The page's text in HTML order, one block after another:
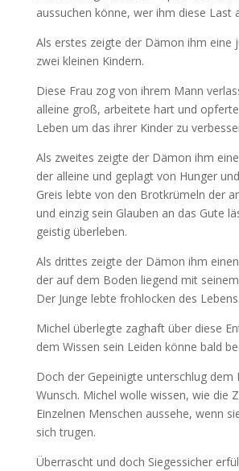
aussuchen könne, wer ihm diese Last
Als erstes zeigte der Dämon ihm eine
zwei kleinen Kindern.
Diese Frau zog von ihrem Mann
alleine groß, arbeitete hart und
Leben um das ihrer Kinder zu
Als zweites zeigte der Dämon ihm
der alleine und geplagt von Hunger
Greis lebte von den Brotkrümeln der
und einzig sein Glauben an das Gute
geistig überleben.
Als drittes zeigte der Dämon ihm
der auf dem Boden liegend mit
Der Junge lebte frohlocken des Lebens.
Michel überlegte zaghaft über diese
dem Wissen sein Leiden könne bald
Doch der Gepeinigte unterschlug dem
Wunsch. Michel wolle wissen, wie die
Einzelnen Menschen aussehe, wenn
sich trugen.
Überrascht und doch Siegessicher